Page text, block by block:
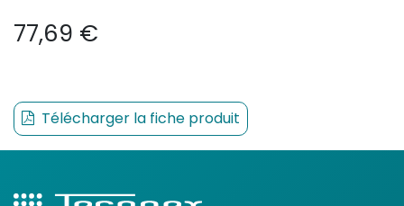
77,69 €
Télécharger la fiche produit